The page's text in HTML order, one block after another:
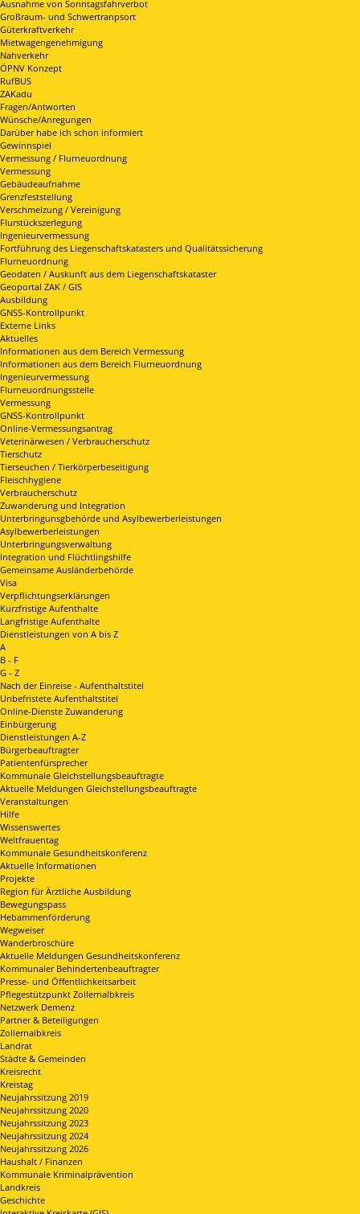
Ausnahme von Sonntagsfahrverbot
Großraum- und Schwertranpsort
Güterkraftverkehr
Mietwagengenehmigung
Nahverkehr
ÖPNV Konzept
RufBUS
ZAKadu
Fragen/Antworten
Wünsche/Anregungen
Darüber habe ich schon informiert
Gewinnspiel
Vermessung / Flurneuordnung
Vermessung
Gebäudeaufnahme
Grenzfeststellung
Verschmelzung / Vereinigung
Flurstückszerlegung
Ingenieurvermessung
Fortführung des Liegenschaftskatasters und Qualitätssicherung
Flurneuordnung
Geodaten / Auskunft aus dem Liegenschaftskataster
Geoportal ZAK / GIS
Ausbildung
GNSS-Kontrollpunkt
Externe Links
Aktuelles
Informationen aus dem Bereich Vermessung
Informationen aus dem Bereich Flurneuordnung
Ingenieurvermessung
Flurneuordnungsstelle
Vermessung
GNSS-Kontrollpunkt
Online-Vermessungsantrag
Veterinärwesen / Verbraucherschutz
Tierschutz
Tierseuchen / Tierkörperbeseitigung
Fleischhygiene
Verbraucherschutz
Zuwanderung und Integration
Unterbringunsgbehörde und Asylbewerberleistungen
Asylbewerberleistungen
Unterbringungsverwaltung
Integration und Flüchtlingshilfe
Gemeinsame Ausländerbehörde
Visa
Verpflichtungserklärungen
Kurzfristige Aufenthalte
Langfristige Aufenthalte
Dienstleistungen von A bis Z
A
B - F
G - Z
Nach der Einreise - Aufenthaltstitel
Unbefristete Aufenthaltstitel
Online-Dienste Zuwanderung
Einbürgerung
Dienstleistungen A-Z
Bürgerbeauftragter
Patientenfürsprecher
Kommunale Gleichstellungsbeauftragte
Aktuelle Meldungen Gleichstellungsbeauftragte
Veranstaltungen
Hilfe
Wissenswertes
Weltfrauentag
Kommunale Gesundheitskonferenz
Aktuelle Informationen
Projekte
Region für Ärztliche Ausbildung
Bewegungspass
Hebammenförderung
Wegweiser
Wanderbroschüre
Aktuelle Meldungen Gesundheitskonferenz
Kommunaler Behindertenbeauftragter
Presse- und Öffentlichkeitsarbeit
Pflegestützpunkt Zollernalbkreis
Netzwerk Demenz
Partner & Beteiligungen
Zollernalbkreis
Landrat
Städte & Gemeinden
Kreisrecht
Kreistag
Neujahrssitzung 2019
Neujahrssitzung 2020
Neujahrssitzung 2023
Neujahrssitzung 2024
Neujahrssitzung 2026
Haushalt / Finanzen
Kommunale Kriminalprävention
Landkreis
Geschichte